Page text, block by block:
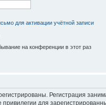
для активации учётной записи
на конференции в этот раз
Регистрация
для